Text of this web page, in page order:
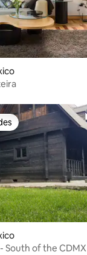
South of the CDMX